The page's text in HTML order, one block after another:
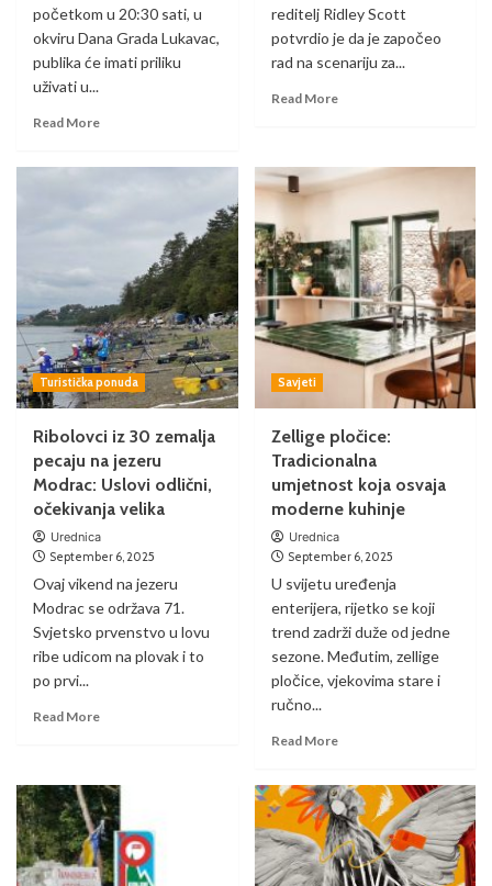
početkom u 20:30 sati, u
okviru Dana Grada Lukavac,
publika će imati priliku
uživati u...
Read More
reditelj Ridley Scott
potvrdio je da je započeo
rad na scenariju za...
Read More
Turistička ponuda
Ribolovci iz 30 zemalja
pecaju na jezeru
Modrac: Uslovi odlični,
očekivanja velika
Urednica
September 6, 2025
Ovaj vikend na jezeru
Modrac se održava 71.
Svjetsko prvenstvo u lovu
ribe udicom na plovak i to
po prvi...
Read More
Savjeti
Zellige pločice:
Tradicionalna
umjetnost koja osvaja
moderne kuhinje
Urednica
September 6, 2025
U svijetu uređenja
enterijera, rijetko se koji
trend zadrži duže od jedne
sezone. Međutim, zellige
pločice, vjekovima stare i
ručno...
Read More